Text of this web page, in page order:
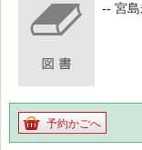
-- 宮
予約かごへ